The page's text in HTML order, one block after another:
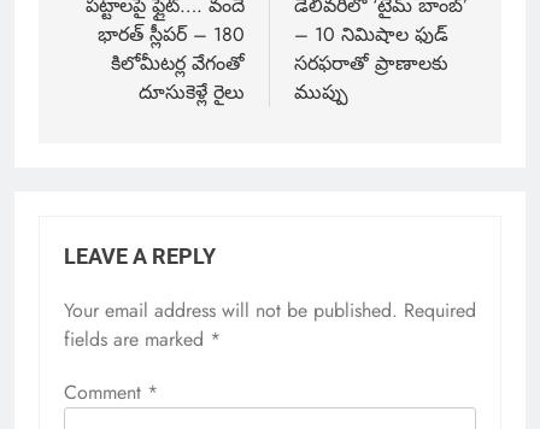
పట్టాలపై ఫ్లైట్…. వందే
భారత్ స్లీపర్ – 180
కిలోమీటర్ల వేగంతో
దూసుకెళ్లే రైలు
డెలివరీలో ‘టైమ్ బాంబ్’
– 10 నిమిషాల ఫుడ్
సరఫరాతో ప్రాణాలకు
ముప్పు
LEAVE A REPLY
Your email address will not be published. Required
fields are marked *
Comment *